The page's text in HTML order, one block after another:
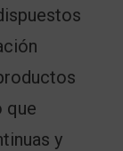
que
y